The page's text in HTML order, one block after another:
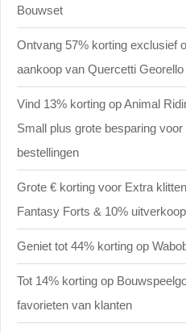
Bouwset
Ontvang 57% korting exclusief
aankoop van Quercetti Georello
Vind 13% korting op Animal
Small plus grote besparing voor
bestellingen
Grote € korting voor Extra
Fantasy Forts & 10% uitverkoop
Geniet tot 44% korting op
Tot 14% korting op
favorieten van klanten